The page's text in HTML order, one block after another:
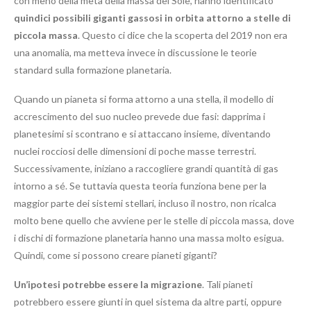
quindici possibili giganti gassosi in orbita attorno a stelle di
piccola massa. Questo ci dice che la scoperta del 2019 non era
una anomalia, ma metteva invece in discussione le teorie
standard sulla formazione planetaria.
Quando un pianeta si forma attorno a una stella, il modello di
accrescimento del suo nucleo prevede due fasi: dapprima i
planetesimi si scontrano e si attaccano insieme, diventando
nuclei rocciosi delle dimensioni di poche masse terrestri.
Successivamente, iniziano a raccogliere grandi quantità di gas
intorno a sé. Se tuttavia questa teoria funziona bene per la
maggior parte dei sistemi stellari, incluso il nostro, non ricalca
molto bene quello che avviene per le stelle di piccola massa, dove
i dischi di formazione planetaria hanno una massa molto esigua.
Quindi, come si possono creare pianeti giganti?
Un’ipotesi potrebbe essere la migrazione. Tali pianeti
potrebbero essere giunti in quel sistema da altre parti, oppure